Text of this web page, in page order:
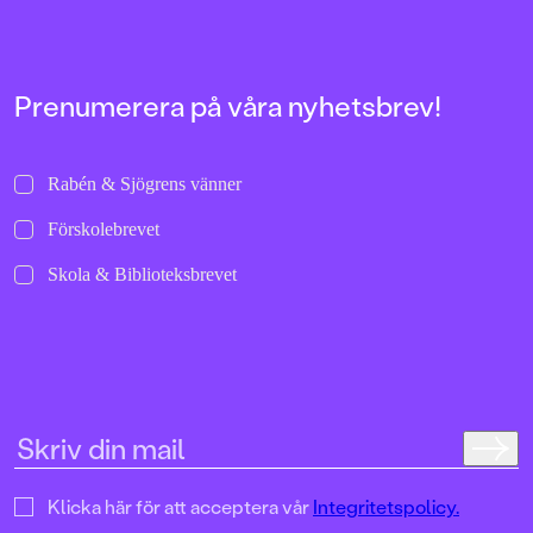
Prenumerera på våra nyhetsbrev!
Rabén & Sjögrens vänner
Förskolebrevet
Skola & Biblioteksbrevet
Klicka här för att acceptera vårIntegritetspolicy.